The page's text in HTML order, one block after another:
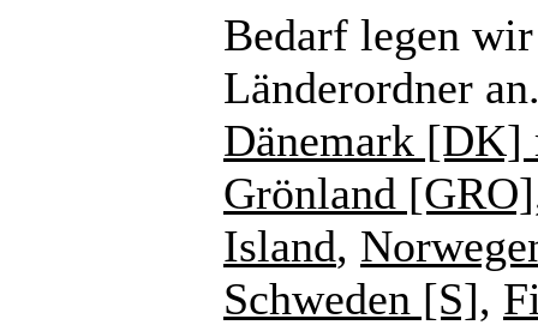
Bedarf legen wir
Länderordner
Dänemark [DK]
Grönland [GRO]
Island,
Schweden [S],